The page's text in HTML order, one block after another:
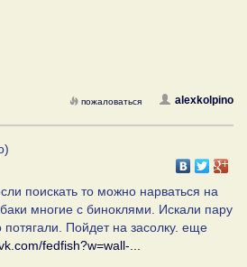
alexkolpino
пожаловаться
поискать то можно нарваться на
многие с биноклями. Искали пару
Пойдет на засолку. еще
fedfish?w=wall-...